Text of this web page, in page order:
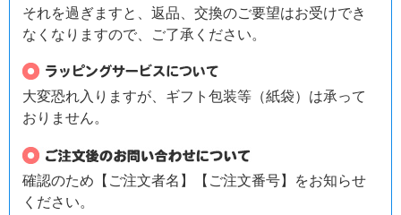
それを過ぎますと、返品、交換のご要望はお受けでき
なくなりますので、ご了承ください。
大変恐れ入りますが、ギフト包装等（紙袋）は承って
おりません。
確認のため【ご注文者名】【ご注文番号】をお知らせ
ください。